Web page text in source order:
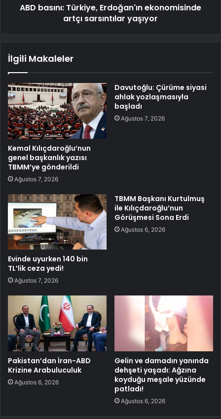
ABD basını: Türkiye, Erdoğan'ın ekonomisinde
artçı sarsıntılar yaşıyor
İlgili Makaleler
Kemal Kılıçdaroğlu’nun
genel başkanlık yazısı
TBMM’ye gönderildi
Ağustos 7, 2026
Davutoğlu: Çürüme siyasi
ahlak yozlaşmasıyla
başladı
Ağustos 7, 2026
Evinde uyurken 140 bin
TL’lik ceza yedi!
Ağustos 7, 2026
TBMM Başkanı Kurtulmuş
ile Kılıçdaroğlu’nun
Görüşmesi Sona Erdi
Ağustos 6, 2026
Pakistan’dan İran-ABD
Krizine Arabuluculuk
Ağustos 6, 2026
Gelin ve damadın yanında
dehşeti yaşadı: Ağzına
koyduğu meşale yüzünde
patladı!
Ağustos 6, 2026